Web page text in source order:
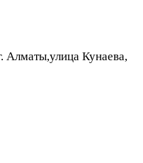
Алматы,улица Кунаева,